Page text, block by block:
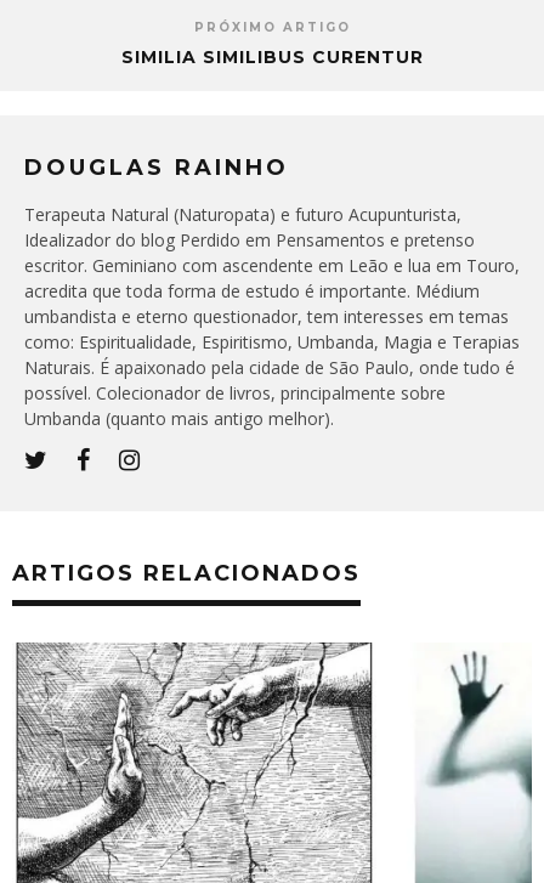
PRÓXIMO ARTIGO
SIMILIA SIMILIBUS CURENTUR
DOUGLAS RAINHO
Terapeuta Natural (Naturopata) e futuro Acupunturista,
Idealizador do blog Perdido em Pensamentos e pretenso
escritor. Geminiano com ascendente em Leão e lua em Touro,
acredita que toda forma de estudo é importante. Médium
umbandista e eterno questionador, tem interesses em temas
como: Espiritualidade, Espiritismo, Umbanda, Magia e Terapias
Naturais. É apaixonado pela cidade de São Paulo, onde tudo é
possível. Colecionador de livros, principalmente sobre
Umbanda (quanto mais antigo melhor).
ARTIGOS RELACIONADOS